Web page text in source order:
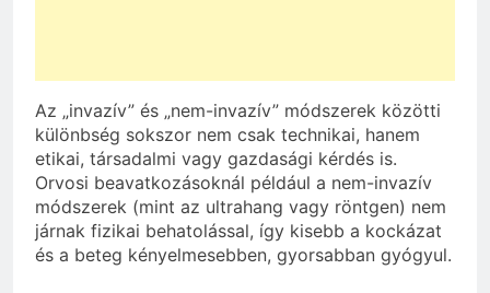
Az „invazív” és „nem-invazív” módszerek közötti
különbség sokszor nem csak technikai, hanem
etikai, társadalmi vagy gazdasági kérdés is.
Orvosi beavatkozásoknál például a nem-invazív
módszerek (mint az ultrahang vagy röntgen) nem
járnak fizikai behatolással, így kisebb a kockázat
és a beteg kényelmesebben, gyorsabban gyógyul.